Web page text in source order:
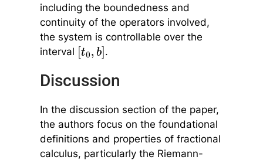
including the boundedness and
continuity of the operators involved,
the system is controllable over the
interval t0, b] .
Discussion
In the discussion section of the paper,
the authors focus on the foundational
definitions and properties of fractional
calculus, particularly the Riemann-